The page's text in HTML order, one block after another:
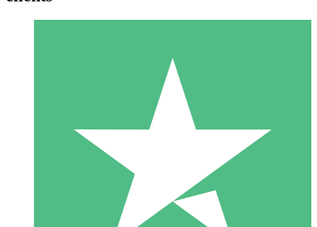
Packs de Crédits Individuels
Payez à l'utilisation avec des crédits de téléchargement. Sans
1 Téléchargement
10 00